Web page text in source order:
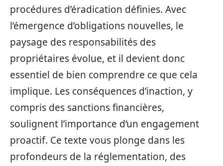
procédures d’éradication définies. Avec
l’émergence d’obligations nouvelles, le
paysage des responsabilités des
propriétaires évolue, et il devient donc
essentiel de bien comprendre ce que cela
implique. Les conséquences d’inaction, y
compris des sanctions financières,
soulignent l’importance d’un engagement
proactif. Ce texte vous plonge dans les
profondeurs de la réglementation, des